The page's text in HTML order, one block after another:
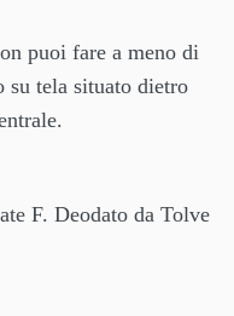
puoi fare a meno di
su tela situato dietro
F. Deodato da Tolve